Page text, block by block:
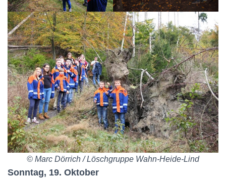
© Marc Dörrich / Löschgruppe Wahn-Heide-Lind
Sonntag, 19. Oktober